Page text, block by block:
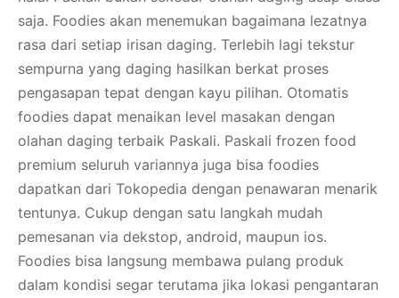
saja. Foodies akan menemukan bagaimana lezatnya
rasa dari setiap irisan daging. Terlebih lagi tekstur
sempurna yang daging hasilkan berkat proses
pengasapan tepat dengan kayu pilihan. Otomatis
foodies dapat menaikan level masakan dengan
olahan daging terbaik Paskali. Paskali frozen food
premium seluruh variannya juga bisa foodies
dapatkan dari Tokopedia dengan penawaran menarik
tentunya. Cukup dengan satu langkah mudah
pemesanan via dekstop, android, maupun ios.
Foodies bisa langsung membawa pulang produk
dalam kondisi segar terutama jika lokasi pengantaran